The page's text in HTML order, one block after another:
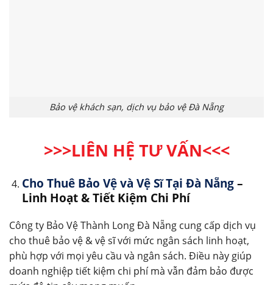
Bảo vệ khách sạn, dịch vụ bảo vệ Đà Nẵng
>>>LIÊN HỆ TƯ VẤN<<<
Cho Thuê Bảo Vệ và Vệ Sĩ Tại Đà Nẵng–
Linh Hoạt & Tiết Kiệm Chi Phí
Công ty Bảo Vệ Thành Long Đà Nẵng cung cấp dịch vụ
cho thuê bảo vệ & vệ sĩ với mức ngân sách linh hoạt,
phù hợp với mọi yêu cầu và ngân sách. Điều này giúp
doanh nghiệp tiết kiệm chi phí mà vẫn đảm bảo được